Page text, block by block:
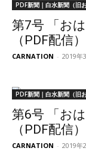
PDF新聞｜白水新聞（旧
第7号 「お
（PDF配信）
CARNATION - 2019年
PDF新聞｜白水新聞（旧
第6号 「お
（PDF配信）
CARNATION - 2019年